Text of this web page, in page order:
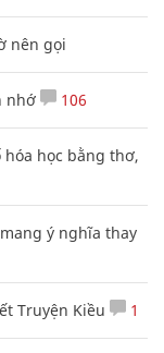
nên gọi
nhớ 106
học bằng thơ,
ý nghĩa thay
Truyện Kiều 1